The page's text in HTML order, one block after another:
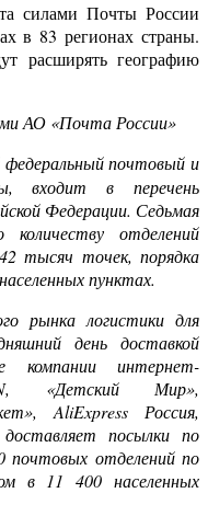
силами Почты России
в 83 регионах страны.
расширять географию
АО «Почта России»
почтовый и
входит в перечень
Федерации. Седьмая
отделений
тысяч точек, порядка
пунктах.
рынка логистики для
день доставкой
компании интернет-
, «Детский Мир»,
AliExpress Россия,
посылки по
отделений по
в 11 400 населенных